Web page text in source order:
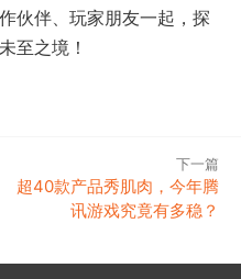
伙伴、玩家朋友一起，探
至之境！
下一篇
超40款产品秀肌肉，今年腾
讯游戏究竟有多稳？